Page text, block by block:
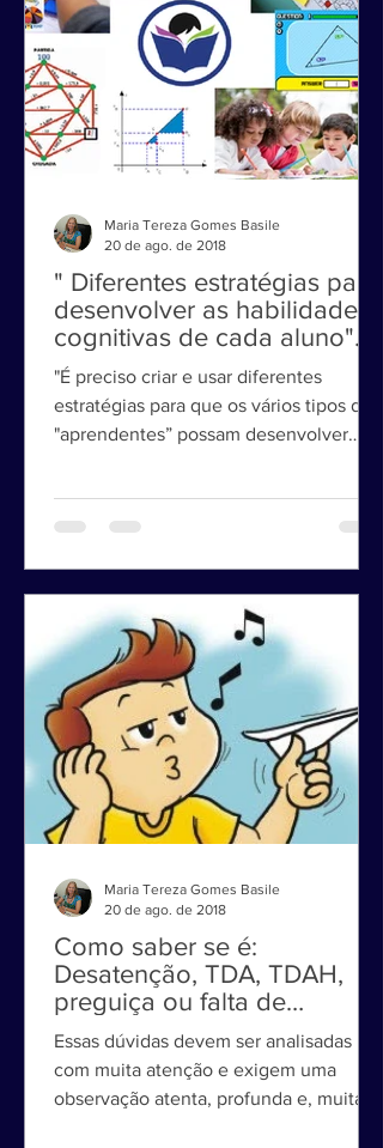
" Diferentes estratégias para
desenvolver as habilidades
cognitivas de cada aluno".
"É preciso criar e usar diferentes
estratégias para que os vários tipos de
suas habilidades cognitivas."...
Maria Tereza Gomes Basile
20 de ago. de 2018
Como saber se é:
Desatenção, TDA, TDAH,
preguiça ou falta de
motivação?
Essas dúvidas devem ser analisadas
com muita atenção e exigem uma
Maria Tereza Gomes Basile
20 de ago. de 2018